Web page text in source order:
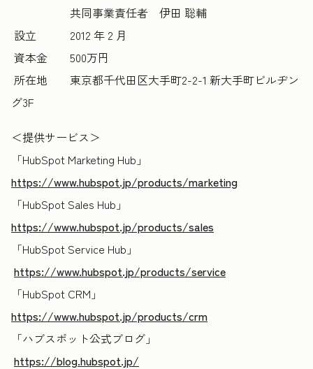
共同事業責任者 伊田 聡輔
設立 2012 年 2 月
資本金 500万円
所在地 東京都千代田区大手町2-2-1 新大手町ビルヂン
グ3F
＜提供サービス＞
「HubSpot Marketing Hub 」
https://www.hubspot.jp/products/marketing
「HubSpot Sales Hub 」
https://www.hubspot.jp/products/sales
「HubSpot Service Hub 」
https://www.hubspot.jp/products/service
「HubSpot CRM 」
https://www.hubspot.jp/products/crm
「ハブスポット公式ブログ 」
https://blog.hubspot.jp/